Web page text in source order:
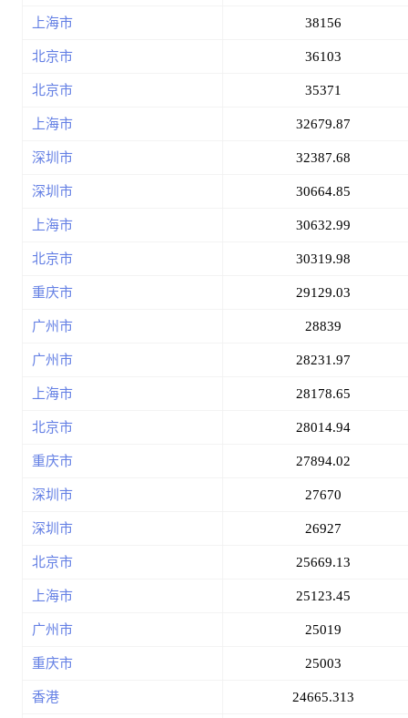
上海市 38156
北京市 36103
北京市 35371
上海市 32679.87
深圳市 32387.68
深圳市 30664.85
上海市 30632.99
北京市 30319.98
重庆市 29129.03
广州市 28839
广州市 28231.97
上海市 28178.65
北京市 28014.94
重庆市 27894.02
深圳市 27670
深圳市 26927
北京市 25669.13
上海市 25123.45
广州市 25019
重庆市 25003
香港 24665.313